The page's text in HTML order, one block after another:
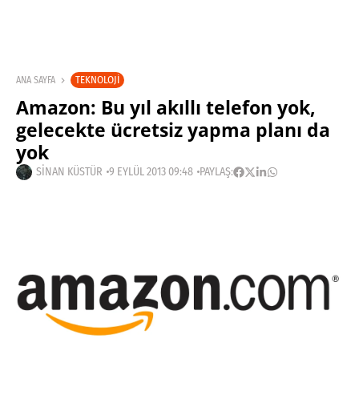
ANA SAYFA TEKNOLOJI
Amazon: Bu yıl akıllı telefon yok,
gelecekte ücretsiz yapma planı da
yok
SINAN KÜSTÜR 9 EYLÜL 2013 09:48 PAYLAŞ: